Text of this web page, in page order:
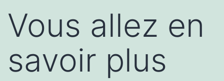
Vous allez en
savoir plus